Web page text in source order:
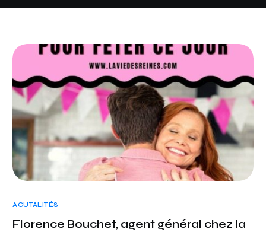
ACUTALITÉS
Florence Bouchet, agent général chez la